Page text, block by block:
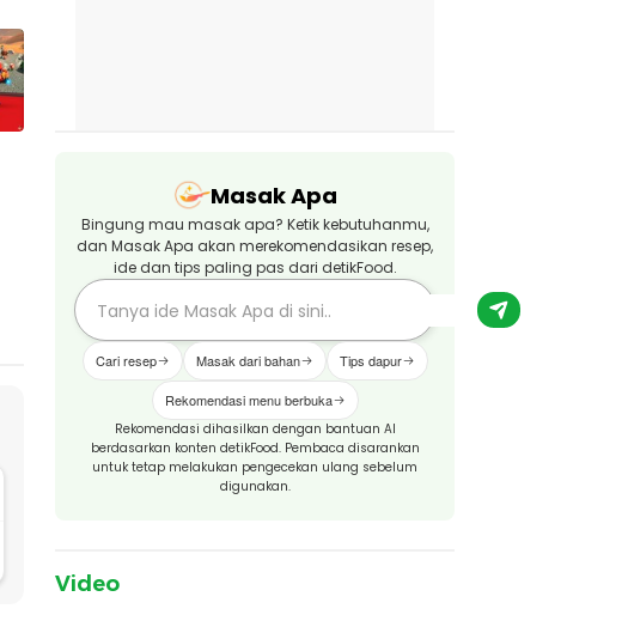
Masak Apa
Bingung mau masak apa? Ketik kebutuhanmu,
dan Masak Apa akan merekomendasikan resep,
ide dan tips paling pas dari detikFood.
Cari resep Masak dari bahan Tips dapur
Rekomendasi menu berbuka
Rekomendasi dihasilkan dengan bantuan AI
berdasarkan konten detikFood. Pembaca disarankan
untuk tetap melakukan pengecekan ulang sebelum
digunakan.
Video